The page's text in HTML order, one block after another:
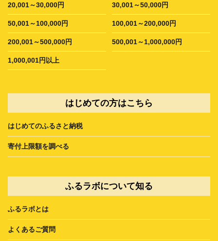
20,001～30,000円 30,001～50,000円
50,001～100,000円 100,001～200,000円
200,001～500,000円 500,001～1,000,000円
1,000,001円以上
はじめての方はこちら
はじめてのふるさと納税
寄付上限額を調べる
ふるラボについて知る
ふるラボとは
よくあるご質問